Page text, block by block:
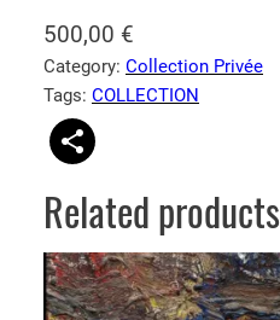
500,00 €
Category: Collection Privée
Tags: COLLECTION
Related products